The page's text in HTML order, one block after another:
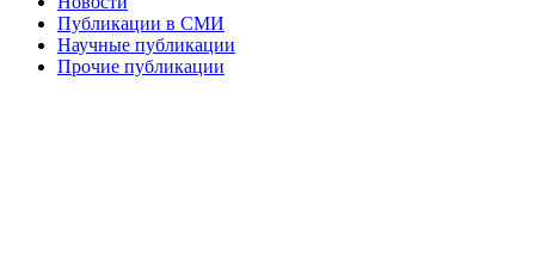
Публикации в СМИ
Научные публикации
Прочие публикации